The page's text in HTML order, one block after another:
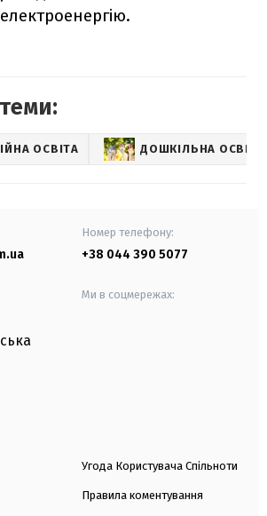
ОСВІТА ДОШКІЛЬНА ОСВІТА
Номер телефону:
+38 044 390 5077
Ми в соцмережах:
Угода Користувача Спільноти
Правила коментування